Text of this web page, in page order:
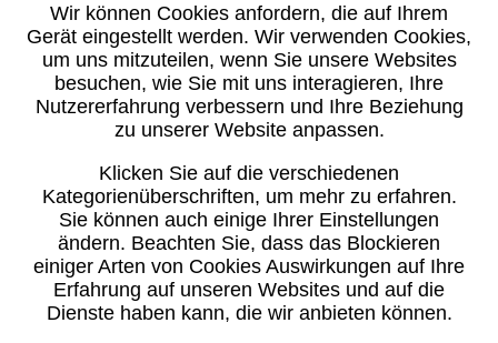
Wir können Cookies anfordern, die auf Ihrem
Gerät eingestellt werden. Wir verwenden Cookies,
um uns mitzuteilen, wenn Sie unsere Websites
besuchen, wie Sie mit uns interagieren, Ihre
Nutzererfahrung verbessern und Ihre Beziehung
zu unserer Website anpassen.
Klicken Sie auf die verschiedenen
Kategorienüberschriften, um mehr zu erfahren.
Sie können auch einige Ihrer Einstellungen
ändern. Beachten Sie, dass das Blockieren
einiger Arten von Cookies Auswirkungen auf Ihre
Erfahrung auf unseren Websites und auf die
Dienste haben kann, die wir anbieten können.